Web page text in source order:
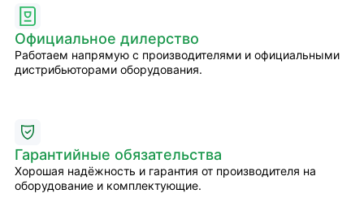
Официальное дилерство
Работаем напрямую с производителями и официальными
дистрибьюторами оборудования.
Гарантийные обязательства
Хорошая надёжность и гарантия от производителя на
оборудование и комплектующие.